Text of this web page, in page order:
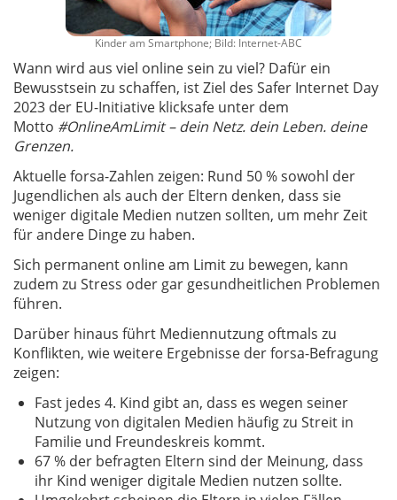
Kinder am Smartphone; Bild: Internet-ABC
Wann wird aus viel online sein zu viel? Dafür ein
Bewusstsein zu schaffen, ist Ziel des Safer Internet Day
2023 der EU-Initiative klicksafe unter dem
Motto #OnlineAmLimit – dein Netz. dein Leben. deine
Grenzen.
Aktuelle forsa-Zahlen zeigen: Rund 50 % sowohl der
Jugendlichen als auch der Eltern denken, dass sie
weniger digitale Medien nutzen sollten, um mehr Zeit
für andere Dinge zu haben.
Sich permanent online am Limit zu bewegen, kann
zudem zu Stress oder gar gesundheitlichen Problemen
führen.
Darüber hinaus führt Mediennutzung oftmals zu
Konflikten, wie weitere Ergebnisse der forsa-Befragung
zeigen:
Fast jedes 4. Kind gibt an, dass es wegen seiner
Nutzung von digitalen Medien häufig zu Streit in
Familie und Freundeskreis kommt.
67 % der befragten Eltern sind der Meinung, dass
ihr Kind weniger digitale Medien nutzen sollte.